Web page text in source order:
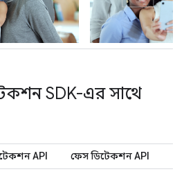
SDK-এর সাথে
API ফেস ডিটেকশন API